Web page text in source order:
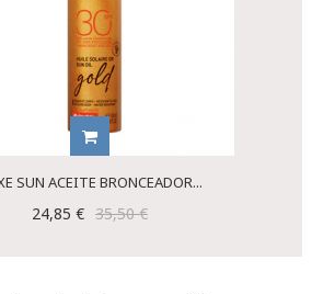
SUN ACEITE BRONCEADOR...
24,85 € 35,50 €